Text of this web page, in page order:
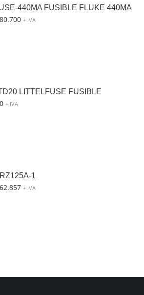
440MA FUSIBLE FLUKE 440MA
80.700 + IVA
LITTELFUSE FUSIBLE
0 + IVA
1
62.857 + IVA